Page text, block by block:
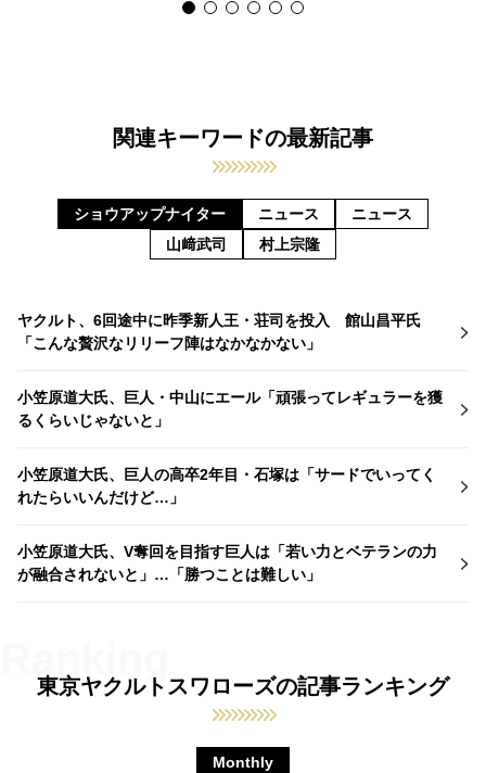
関連キーワードの最新記事
ショウアップナイター ニュース
ニュース
山﨑武司
村上宗隆
ヤクルト、6回途中に昨季新人王・荘司を投入 館山昌平氏
「こんな贅沢なリリーフ陣はなかなかない」
小笠原道大氏、巨人・中山にエール「頑張ってレギュラーを獲
るくらいじゃないと」
小笠原道大氏、巨人の高卒2年目・石塚は「サードでいってく
れたらいいんだけど…」
小笠原道大氏、V奪回を目指す巨人は「若い力とベテランの力
が融合されないと」…「勝つことは難しい」
東京ヤクルトスワローズの記事ランキング
Monthly